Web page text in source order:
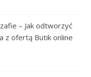
– Jak odtworzyć
z ofertą Butik online